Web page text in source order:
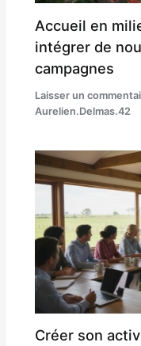
Accueil en
intégrer de
campagnes
Laisser un
Aurelien.Delmas.42
Créer son